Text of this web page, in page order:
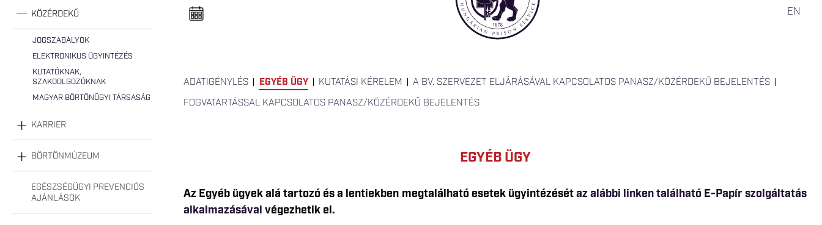
KÖZÉRDEKŰ
JOGSZABÁLYOK
ELEKTRONIKUS ÜGYINTÉZÉS
KUTATÓKNAK,
SZAKDOLGOZÓKNAK
MAGYAR BÖRTÖNÜGYI TÁRSASÁG
KARRIER
BÖRTÖNMÚZEUM
EGÉSZSÉGÜGYI PREVENCIÓS
AJÁNLÁSOK
EN
e
l
a
ADATIGÉNYLÉS EGYÉB ÜGY KUTATÁSI KÉRELEM
A BV. SZERVEZET ELJÁRÁSÁVAL KAPCSOLATOS PANASZ/KÖZÉRDEKŰ BEJELENTÉS
FOGVATARTÁSSAL KAPCSOLATOS PANASZ/KÖZÉRDEKŰ BEJELENTÉS
EGYÉB ÜGY
Az Egyéb ügyek alá tartozó és a lentiekben megtalálható esetek ügyintézésétaz alábbi linken található E-Papír szolgáltatás
alkalmazásával végezhetik el.